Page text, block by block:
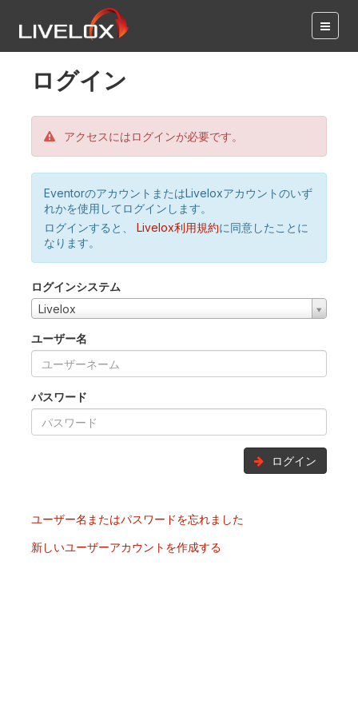
ログイン
アクセスにはログインが必要です。
EventorのアカウントまたはLiveloxアカウントのいず
れかを使用してログインします。
ログインすると、
Livelox利用規約に同意したことに
なります。
ログインシステム
Livelox
ユーザー名
パスワード
ログイン
ユーザー名またはパスワードを忘れました
新しいユーザーアカウントを作成する